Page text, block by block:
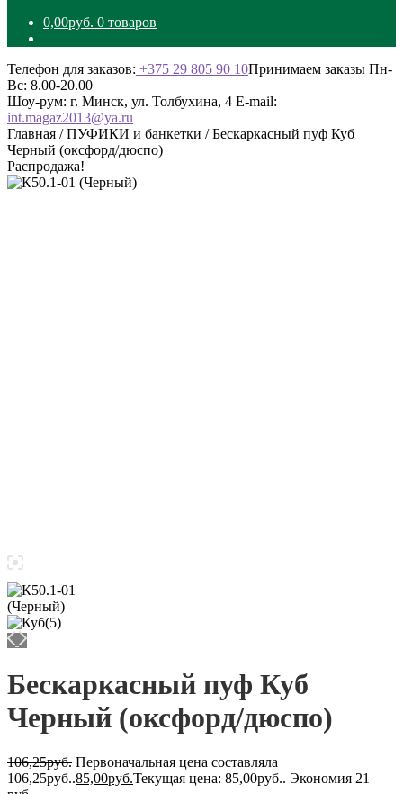
0,00руб. 0 товаров
Телефон для заказов: +375 29 805 90 10Принимаем заказы Пн-
Вс: 8.00-20.00
Шоу-рум: г. Минск, ул. Толбухина, 4 E-mail:
int.magaz2013@ya.ru
Главная /ПУФИКИ и банкетки /Бескаркасный пуф Куб
Черный (оксфорд/дюспо)
Распродажа!
Бескаркасный пуф Куб
Черный (оксфорд/дюспо)
106,25руб. Первоначальная цена составляла
106,25руб..85,00руб.Текущая цена: 85,00руб.. Экономия 21